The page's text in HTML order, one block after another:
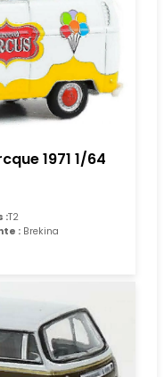
1971 1/64
:T2
: Brekina